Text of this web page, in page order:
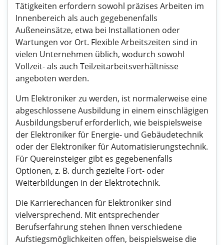
Tätigkeiten erfordern sowohl präzises Arbeiten im
Innenbereich als auch gegebenenfalls
Außeneinsätze, etwa bei Installationen oder
Wartungen vor Ort. Flexible Arbeitszeiten sind in
vielen Unternehmen üblich, wodurch sowohl
Vollzeit- als auch Teilzeitarbeitsverhältnisse
angeboten werden.
Um Elektroniker zu werden, ist normalerweise eine
abgeschlossene Ausbildung in einem einschlägigen
Ausbildungsberuf erforderlich, wie beispielsweise
der Elektroniker für Energie- und Gebäudetechnik
oder der Elektroniker für Automatisierungstechnik.
Für Quereinsteiger gibt es gegebenenfalls
Optionen, z. B. durch gezielte Fort- oder
Weiterbildungen in der Elektrotechnik.
Die Karrierechancen für Elektroniker sind
vielversprechend. Mit entsprechender
Berufserfahrung stehen Ihnen verschiedene
Aufstiegsmöglichkeiten offen, beispielsweise die